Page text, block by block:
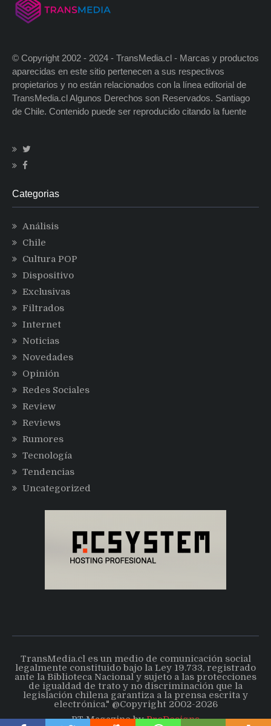
© Copyright 2002 - 2024 - TransMedia.cl - Marcas y productos
aparecidas en este sitio pertenecen a sus respectivos
propietarios y no están relacionados con la línea editorial de
TransMedia.cl Algunos Derechos son Reservados. Santiago
de Chile. Contenido puede ser reproducido citando la fuente
Categorias
Análisis
Chile
Cultura POP
Dispositivo
Exclusivas
Filtrados
Internet
Noticias
Novedades
Opinión
Redes Sociales
Review
Reviews
Rumores
Tecnología
Tendencias
Uncategorized
TransMedia.cl es un medio de comunicación social
legalmente constituido bajo la Ley 19.733, registrado
ante la Biblioteca Nacional y sujeto a las protecciones
de igualdad de trato y no discriminación que la
legislación chilena garantiza a la prensa escrita y
electrónica." @Copyright 2002-2026
PT Magazine byProDesigns